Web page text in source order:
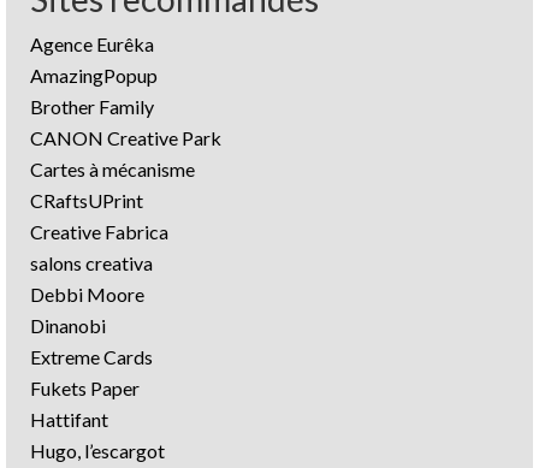
Agence Eurêka
AmazingPopup
Brother Family
CANON Creative Park
Cartes à mécanisme
CRaftsUPrint
Creative Fabrica
salons creativa
Debbi Moore
Dinanobi
Extreme Cards
Fukets Paper
Hattifant
Hugo, l’escargot